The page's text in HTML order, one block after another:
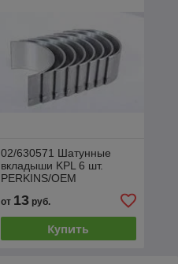
02/630571 Шатунные
вкладыши KPL 6 шт.
PERKINS/OEM
от 13руб.
Купить